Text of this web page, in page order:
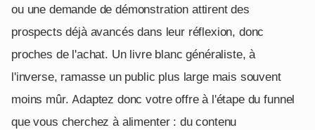
ou une demande de démonstration attirent des
prospects déjà avancés dans leur réflexion, donc
proches de l'achat. Un livre blanc généraliste, à
l'inverse, ramasse un public plus large mais souvent
moins mûr. Adaptez donc votre offre à l'étape du funnel
que vous cherchez à alimenter : du contenu